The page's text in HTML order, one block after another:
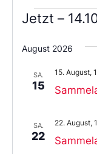
Jetzt –
Sie
das
aus.
August 2026
SA.
15
15. August,
SA.
22
22. August,